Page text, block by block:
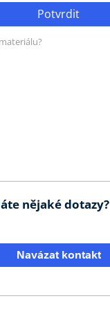
Potvrdit
nějaké dotazy?
Navázat kontakt